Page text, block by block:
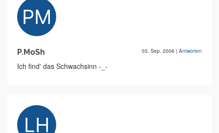
P.MoSh 03. Sep. 2006 | Antworten
Ich find' das Schwachsinn -_-